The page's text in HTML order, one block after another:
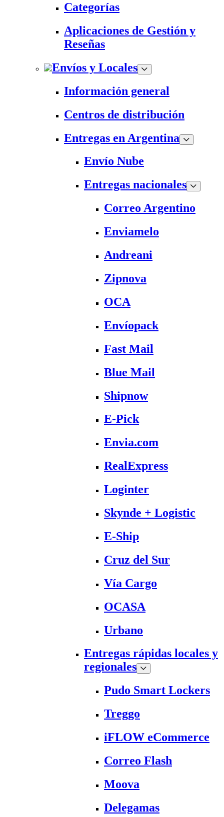
Categorías
Aplicaciones de Gestión y
Reseñas
Envíos y Locales
Información general
Centros de distribución
Entregas en Argentina
Envío Nube
Entregas nacionales
Correo Argentino
Enviamelo
Andreani
Zipnova
OCA
Envíopack
Fast Mail
Blue Mail
Shipnow
E-Pick
Envia.com
RealExpress
Loginter
Skynde + Logistic
E-Ship
Cruz del Sur
Vía Cargo
OCASA
Urbano
Entregas rápidas locales y
regionales
Pudo Smart Lockers
Treggo
iFLOW eCommerce
Correo Flash
Moova
Delegamas